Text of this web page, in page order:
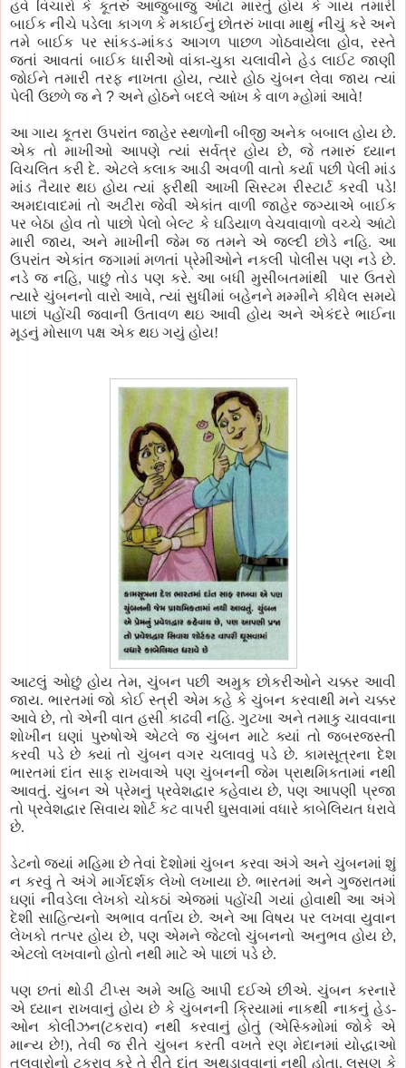
હવે વિચારો કે કૂતરું આજુબાજુ આંટા મારતું હોય કે ગાય તમારી
બાઈક નીચે પડેલા કાગળ કે મકાઈનું છોતરું ખાવા માથું નીચું કરે અને
તમે બાઈક પર સાંકડ-માંકડ આગળ પાછળ ગોઠવાયેલા હોવ, રસ્તે
જતાં આવતાં બાઈક ધારીઓ વાંકા-ચુકા ચલાવીને હેડ લાઈટ જાણી
જોઈને તમારી તરફ નાખતા હોય, ત્યારે હોઠ ચુંબન લેવા જાય ત્યાં
પેલી ઉછળે જ ને ? અને હોઠને બદલે આંખ કે વાળ મ્હોમાં આવે!
આ ગાય કૂતરા ઉપરાંત જાહેર સ્થળોની બીજી અનેક બબાલ હોય છે.
એક તો માખીઓ આપણે ત્યાં સર્વત્ર હોય છે, જે તમારું ધ્યાન
વિચલિત કરી દે. એટલે કલાક આડી અવળી વાતો કર્યા પછી પેલી માંડ
માંડ તૈયાર થઇ હોય ત્યાં ફરીથી આખી સિસ્ટમ રીસ્ટાર્ટ કરવી પડે!
અમદાવાદમાં તો અટીરા જેવી એકાંત વાળી જાહેર જગ્યાએ બાઈક
પર બેઠા હોવ તો પાછો પેલો બેલ્ટ કે ઘડિયાળ વેચવાવાળો વચ્ચે આંટો
મારી જાય, અને માખીની જેમ જ તમને એ જલ્દી છોડે નહિ. આ
ઉપરાંત એકાંત જગામાં મળતાં પ્રેમીઓને નકલી પોલીસ પણ નડે છે.
નડે જ નહિ, પાછું તોડ પણ કરે. આ બધી મુસીબતમાંથી પાર ઉતરો
ત્યારે ચુંબનનો વારો આવે,ત્યાં સુધીમાં બહેનને મમ્મીને કીધેલ સમયે
પાછાં પહોંચી જવાની ઉતાવળ થઇ આવી હોય અને એકંદરે ભાઈના
મૂડનું મોસાળ પક્ષ એક થઇ ગયું હોય!
આટલું ઓછું હોય તેમ, ચુંબન પછી અમુક છોકરીઓને ચક્કર આવી
જાય. ભારતમાં જો કોઈ સ્ત્રી એમ કહે કે ચુંબન કરવાથી મને ચક્કર
આવે છે, તો એની વાત હસી કાઢવી નહિ. ગુટખા અને તમાકુ ચાવવાના
શોખીન ઘણાં પુરુષોએ એટલે જ ચુંબન માટે ક્યાં તો જબરજસ્તી
કરવી પડે છે ક્યાં તો ચુંબન વગર ચલાવવું પડે છે. કામસૂત્રના દેશ
ભારતમાં દાંત સાફ રાખવાએ પણ ચુંબનની જેમ પ્રાથમિકતામાં નથી
આવતું. ચુંબન એ પ્રેમનું પ્રવેશદ્વાર કહેવાય છે,પણ આપણી પ્રજા
તો પ્રવેશદ્વાર સિવાય શોર્ટ કટ વાપરી ઘુસવામાં વધારે કાબેલિયત ધરાવે
છે.
ડેટનો જ્યાં મહિમા છે તેવાં દેશોમાં ચુંબન કરવા અંગે અને ચુંબનમાં શું
ન કરવું તે અંગે માર્ગદર્શક લેખો લખાયા છે. ભારતમાં અને ગુજરાતમાં
ઘણાં નીવડેલા લેખકો ચોકઠાં એજમાં પહોંચી ગયાં હોવાથી આ અંગે
દેશી સાહિત્યનો અભાવ વર્તાય છે. અને આ વિષય પર લખવા યુવાન
લેખકો તત્પર હોય છે, પણ એમને જેટલો ચુંબનનો અનુભવ હોય છે,
એટલો લખવાનો હોતો નથી માટે એ પાછાં પડે છે.
પણ છતાં થોડી ટીપ્સ અમે અહિ આપી દઈએ છીએ. ચુંબન કરનારે
એ ધ્યાન રાખવાનું હોય છે કે ચુંબનની ક્રિયામાં નાકથી નાકનું હેડ-
ઓન કોલીઝન(ટકરાવ)નથી કરવાનું હોતું (એસ્કિમોમાં જોકે એ
માન્ય છે!),તેવી જ રીતે ચુંબન કરતી વખતે રણ મેદાનમાં યોદ્ધાઓ
તલવારોનો ટકરાવ કરે તે રીતે દાંત અથડાવવાનાં નથી હોતા. લસણ કે